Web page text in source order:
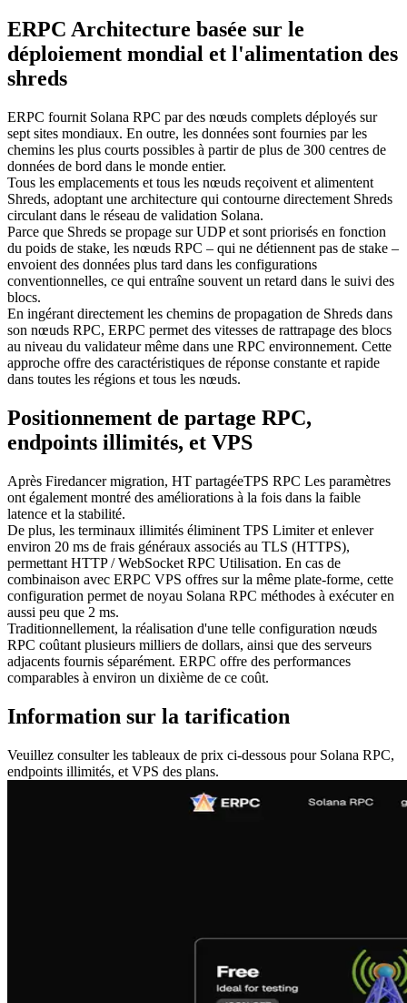
ERPC Architecture basée sur le
déploiement mondial et l'alimentation des
shreds
ERPC fournit Solana RPC par des nœuds complets déployés sur
sept sites mondiaux. En outre, les données sont fournies par les
chemins les plus courts possibles à partir de plus de 300 centres de
données de bord dans le monde entier.
Tous les emplacements et tous les nœuds reçoivent et alimentent
Shreds, adoptant une architecture qui contourne directement Shreds
circulant dans le réseau de validation Solana.
Parce que Shreds se propage sur UDP et sont priorisés en fonction
du poids de stake, les nœuds RPC – qui ne détiennent pas de stake –
envoient des données plus tard dans les configurations
conventionnelles, ce qui entraîne souvent un retard dans le suivi des
blocs.
En ingérant directement les chemins de propagation de Shreds dans
son nœuds RPC, ERPC permet des vitesses de rattrapage des blocs
au niveau du validateur même dans une RPC environnement. Cette
approche offre des caractéristiques de réponse constante et rapide
dans toutes les régions et tous les nœuds.
Positionnement de partage RPC,
endpoints illimités, et VPS
Après Firedancer migration, HT partagéeTPS RPC Les paramètres
ont également montré des améliorations à la fois dans la faible
latence et la stabilité.
De plus, les terminaux illimités éliminent TPS Limiter et enlever
environ 20 ms de frais généraux associés au TLS (HTTPS),
permettant HTTP / WebSocket RPC Utilisation. En cas de
combinaison avec ERPC VPS offres sur la même plate-forme, cette
configuration permet de noyau Solana RPC méthodes à exécuter en
aussi peu que 2 ms.
Traditionnellement, la réalisation d'une telle configuration nœuds
RPC coûtant plusieurs milliers de dollars, ainsi que des serveurs
adjacents fournis séparément. ERPC offre des performances
comparables à environ un dixième de ce coût.
Information sur la tarification
Veuillez consulter les tableaux de prix ci-dessous pour Solana RPC,
endpoints illimités, et VPS des plans.